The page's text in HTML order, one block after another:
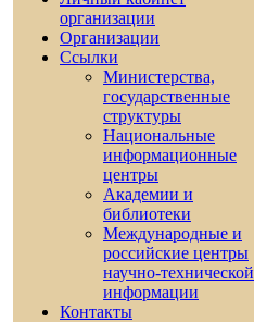
организации
Организации
Ссылки
Министерства,
государственные
cтруктуры
Национальные
информационные
центры
Академии и
библиотеки
Международные и
российские центры
научно-технической
информации
Контакты